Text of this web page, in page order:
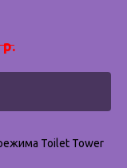
р.
Toilet Tower